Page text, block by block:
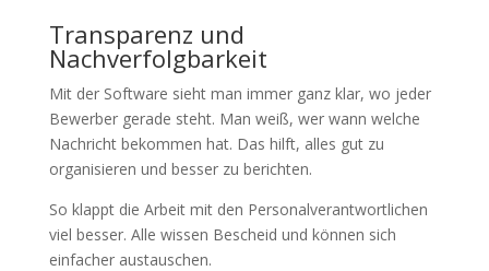
Transparenz und
Nachverfolgbarkeit
Mit der Software sieht man immer ganz klar, wo jeder
Bewerber gerade steht. Man weiß, wer wann welche
Nachricht bekommen hat. Das hilft, alles gut zu
organisieren und besser zu berichten.
So klappt die Arbeit mit den Personalverantwortlichen
viel besser. Alle wissen Bescheid und können sich
einfacher austauschen.